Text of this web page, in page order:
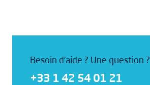
Besoin d'aide ? Une question ?
+33 1 42 54 01 21